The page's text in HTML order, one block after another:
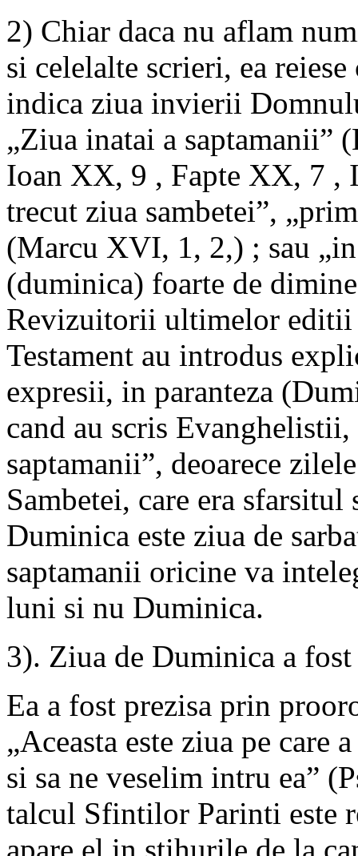
2) Chiar daca nu aflam
si celelalte scrieri, ea
indica ziua invierii
„Ziua inatai a
Ioan XX, 9 , Fapte XX, 7 ,
trecut ziua sambetei”,
(Marcu XVI, 1, 2,) ; sau
(duminica) foarte de
Revizuitorii ultimelor editii
Testament au introdus
expresii, in paranteza
cand au scris Evanghelistii,
saptamanii”, deoarece
Sambetei, care era sfarsitul
Duminica este ziua de
saptamanii oricine va
luni si nu Duminica.
3). Ziua de Duminica a
Ea a fost prezisa prin
„Aceasta este ziua pe care
si sa ne veselim intru ea”
talcul Sfintilor Parinti este
apare el in stihurile de la